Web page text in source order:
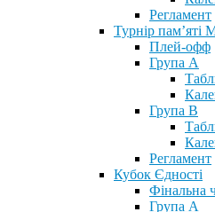
Регламент
Турнір пам’яті
Плей-офф
Група А
Група В
Регламент
Кубок Єдності
Фінальна
Група А